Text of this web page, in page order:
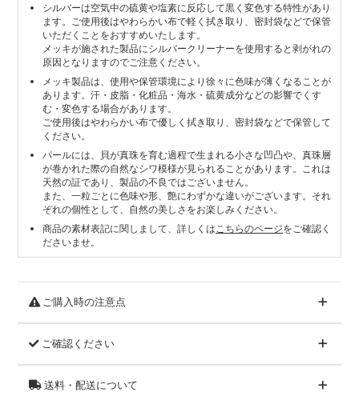
シルバーは空気中の硫黄や塩素に反応して黒く変色する特性があり
ます。ご使用後はやわらかい布で軽く拭き取り、密封袋などで保管
いただくことをおすすめいたします。
メッキが施された製品にシルバークリーナーを使用すると剥がれの
原因となりますのでご注意ください。
メッキ製品は、使用や保管環境により徐々に色味が薄くなることが
あります。汗・皮脂・化粧品・海水・硫黄成分などの影響でくす
む・変色する場合があります。
ご使用後はやわらかい布で優しく拭き取り、密封袋などで保管して
ください。
パールには、貝が真珠を育む過程で生まれる小さな凹凸や、真珠層
が巻かれた際の自然なシワ模様が見られることがあります。これは
天然の証であり、製品の不良ではございません。
また、一粒ごとに色味や形、艶にわずかな違いがございます。それ
ぞれの個性として、自然の美しさをお楽しみください。
商品の素材表記に関しまして、詳しくは こちらのページをご確認く
ださいませ。
ご購入時の注意点
ご確認ください
送料・配送について